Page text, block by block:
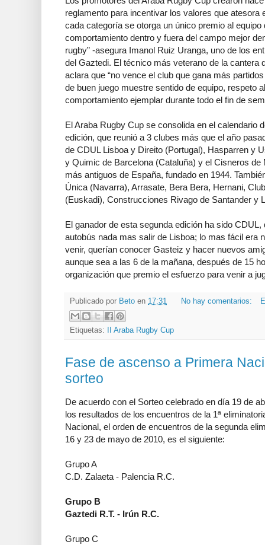
reglamento para incentivar los valores que atesora
cada categoría se otorga un único premio al
comportamiento dentro y fuera del campo mejor
rugby” -asegura Imanol Ruiz Uranga, uno de los
del Gaztedi. El técnico más veterano de la cantera
aclara que “no vence el club que gana más
de buen juego muestre sentido de equipo, respeto
comportamiento ejemplar durante todo el fin de
El Araba Rugby Cup se consolida en el calendario
edición, que reunió a 3 clubes más que el año
de CDUL Lisboa y Direito (Portugal), Hasparren y
y Quimic de Barcelona (Cataluña) y el Cisneros de
más antiguos de España, fundado en 1944.
Única (Navarra), Arrasate, Bera Bera, Hernani,
(Euskadi), Construcciones Rivago de Santander y
El ganador de esta segunda edición ha sido
autobús nada mas salir de Lisboa; lo mas fácil era
venir, querían conocer Gasteiz y hacer nuevos
aunque sea a las 6 de la mañana, después de 15
organización que premio el esfuerzo para venir a
Publicado por Beto en 17:31 No hay comentarios:
Etiquetas: II Araba Rugby Cup
Fase de ascenso a Primera
sorteo
De acuerdo con el Sorteo celebrado en día 19 de
los resultados de los encuentros de la 1ª
Nacional, el orden de encuentros de la segunda
16 y 23 de mayo de 2010, es el siguiente:
Grupo A
C.D. Zalaeta - Palencia R.C.
Grupo B
Gaztedi R.T. - Irún R.C.
Grupo C